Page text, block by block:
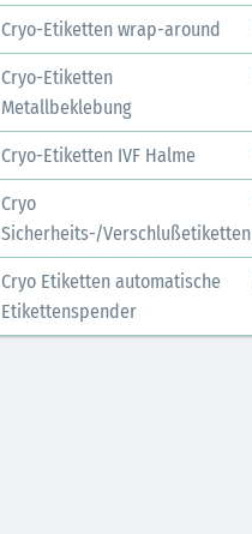
Cryo-Etiketten wrap-around
Cryo-Etiketten
Metallbeklebung
Cryo-Etiketten IVF Halme
Cryo
Sicherheits-/Verschlußetiketten
Cryo Etiketten automatische
Etikettenspender